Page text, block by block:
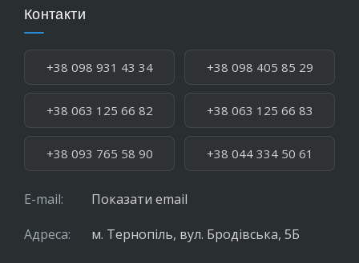
Контакти
+38 098 931 43 34 +38 098 405 85 29
+38 063 125 66 82 +38 063 125 66 83
+38 093 765 58 90 +38 044 334 50 61
E-mail:
Показати email
Адреса:
м. Тернопіль, вул. Бродівська, 5Б